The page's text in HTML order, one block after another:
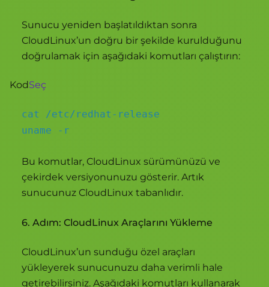
Sunucu yeniden başlatıldıktan sonra
CloudLinux’un doğru bir şekilde kurulduğunu
doğrulamak için aşağıdaki komutları çalıştırın:
KodSeç
cat /etc/redhat-release
uname -r
Bu komutlar, CloudLinux sürümünüzü ve
çekirdek versiyonunuzu gösterir. Artık
sunucunuz CloudLinux tabanlıdır.
6. Adım: CloudLinux Araçlarını Yükleme
CloudLinux’un sunduğu özel araçları
yükleyerek sunucunuzu daha verimli hale
getirebilirsiniz. Aşağıdaki komutları kullanarak